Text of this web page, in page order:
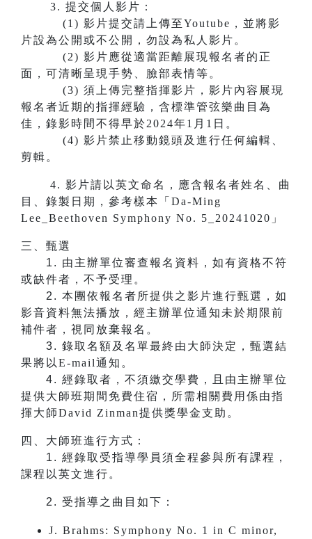
3. 提交個人影片：
(1) 影片提交請上傳至Youtube，並將影
片設為公開或不公開，勿設為私人影片。
(2) 影片應從適當距離展現報名者的正
面，可清晰呈現手勢、臉部表情等。
(3) 須上傳完整指揮影片，影片內容展現
報名者近期的指揮經驗，含標準管弦樂曲目為
佳，錄影時間不得早於2024年1月1日。
(4) 影片禁止移動鏡頭及進行任何編輯、
剪輯。
4. 影片請以英文命名，應含報名者姓名、曲
目、錄製日期，參考樣本「Da-Ming
Lee_Beethoven Symphony No. 5_20241020」
三、甄選
1. 由主辦單位審查報名資料，如有資格不符
或缺件者，不予受理。
2. 本團依報名者所提供之影片進行甄選，如
影音資料無法播放，經主辦單位通知未於期限前
補件者，視同放棄報名。
3. 錄取名額及名單最終由大師決定，甄選結
果將以E-mail通知。
4. 經錄取者，不須繳交學費，且由主辦單位
提供大師班期間免費住宿，所需相關費用係由指
揮大師David Zinman提供獎學金支助。
四、大師班進行方式：
1. ​​​​​​經錄取受指導學員須全程參與所有課程，
課程以英文進行。
2. 受指導之曲目如下：
J. Brahms: Symphony No. 1 in C minor,